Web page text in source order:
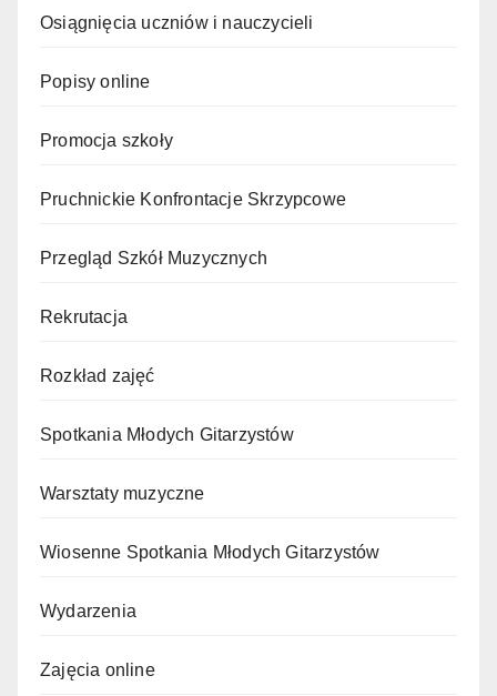
Osiągnięcia uczniów i nauczycieli
Popisy online
Promocja szkoły
Pruchnickie Konfrontacje Skrzypcowe
Przegląd Szkół Muzycznych
Rekrutacja
Rozkład zajęć
Spotkania Młodych Gitarzystów
Warsztaty muzyczne
Wiosenne Spotkania Młodych Gitarzystów
Wydarzenia
Zajęcia online